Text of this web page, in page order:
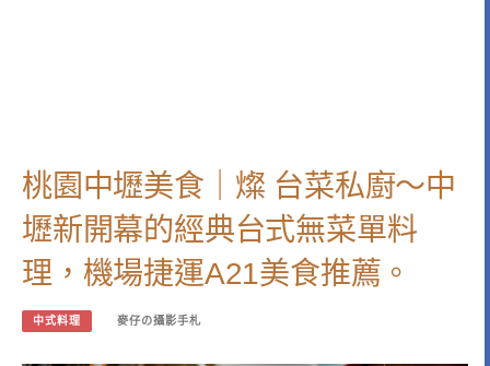
桃園中壢美食｜燦 台菜私廚～中
壢新開幕的經典台式無菜單料
理，機場捷運A21美食推薦。
中式料理 麥仔の攝影手札